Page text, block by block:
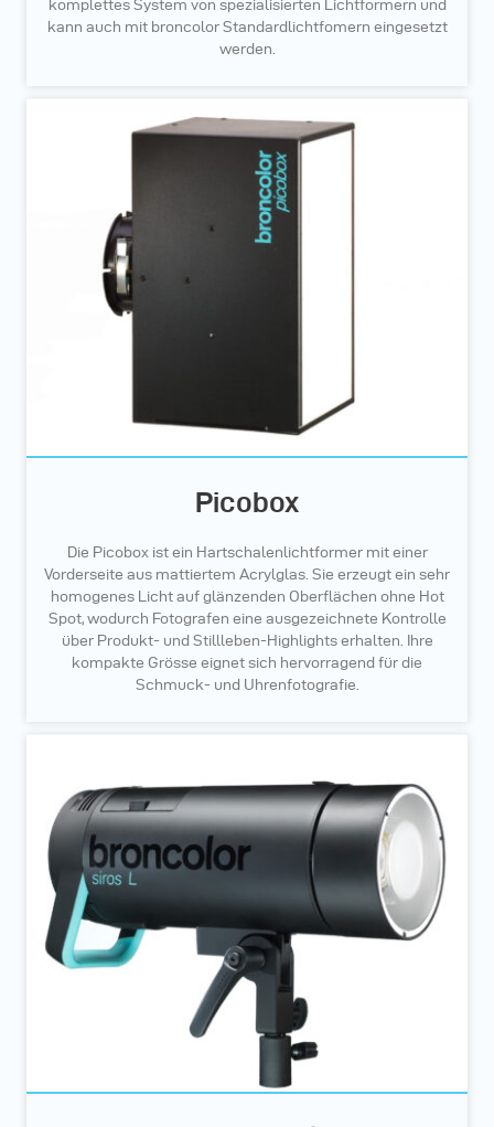
komplettes System von spezialisierten Lichtformern und
kann auch mit broncolor Standardlichtfomern eingesetzt
werden.
Picobox
Die Picobox ist ein Hartschalenlichtformer mit einer
Vorderseite aus mattiertem Acrylglas. Sie erzeugt ein sehr
homogenes Licht auf glänzenden Oberflächen ohne Hot
Spot, wodurch Fotografen eine ausgezeichnete Kontrolle
über Produkt- und Stillleben-Highlights erhalten. Ihre
kompakte Grösse eignet sich hervorragend für die
Schmuck- und Uhrenfotografie.